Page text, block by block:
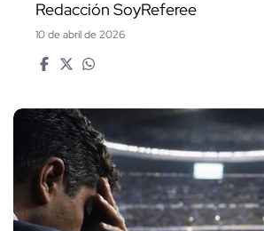
Redacción SoyReferee
10 de abril de 2026